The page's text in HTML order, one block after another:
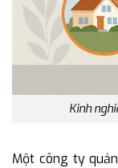
Kinh
Một công ty